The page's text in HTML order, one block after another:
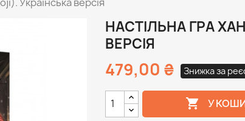
НАСТІЛЬНА ГРА
ВЕРСІЯ
479,00 ₴ Знижка за
 У